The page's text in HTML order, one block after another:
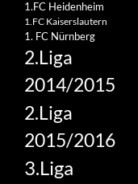
1.FC Heidenheim
1.FC Kaiserslautern
1. FC Nürnberg
2.Liga
2014/2015
2.Liga
2015/2016
3.Liga